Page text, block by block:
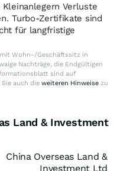
Verluste
Turbo-Zertifikate sind
für langfristige
Wohn-/Geschäftssitz in
Nachträge, die Endgültigen
sind auf
auch die weiteren Hinweise zu
Land & Investment
China Overseas Land &
Investment Ltd